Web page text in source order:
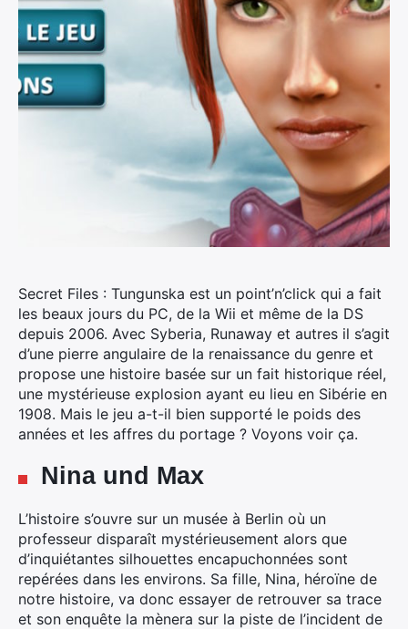
Secret Files : Tungunska est un point’n’click qui a fait
les beaux jours du PC, de la Wii et même de la DS
depuis 2006. Avec Syberia, Runaway et autres il s’agit
d’une pierre angulaire de la renaissance du genre et
propose une histoire basée sur un fait historique réel,
une mystérieuse explosion ayant eu lieu en Sibérie en
1908. Mais le jeu a-t-il bien supporté le poids des
années et les affres du portage ? Voyons voir ça.
Nina und Max
L’histoire s’ouvre sur un musée à Berlin où un
professeur disparaît mystérieusement alors que
d’inquiétantes silhouettes encapuchonnées sont
repérées dans les environs. Sa fille, Nina, héroïne de
notre histoire, va donc essayer de retrouver sa trace
et son enquête la mènera sur la piste de l’incident de